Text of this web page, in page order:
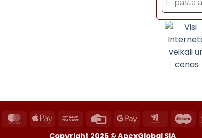
MasterCard
Apple
Bank
Credit Google
Google